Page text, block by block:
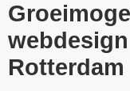
Rotterdam